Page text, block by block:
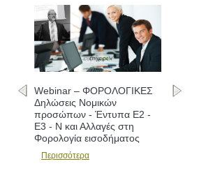
Webinar – ΦΟΡΟΛΟΓΙΚΕΣ
Δηλώσεις Νομικών
προσώπων - Έντυπα Ε2 -
Ε3 - Ν και Αλλαγές στη
Φορολογία εισοδήματος
Περισσότερα